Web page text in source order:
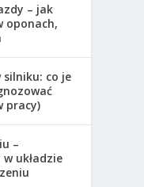
– jak
oponach,
co je
pracy)
–
układzie